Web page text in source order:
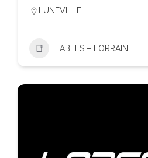
LUNEVILLE
LABELS – LORRAINE